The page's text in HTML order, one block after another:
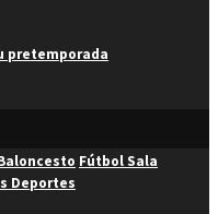
pretemporada
Fútbol Sala
Deportes